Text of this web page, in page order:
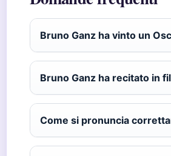
Bruno Ganz ha vinto un
Bruno Ganz ha recitato in
Come si pronuncia